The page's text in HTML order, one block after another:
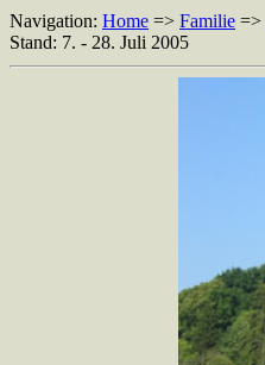
Navigation: Home => Familie =>
Stand: 7. - 28. Juli 2005